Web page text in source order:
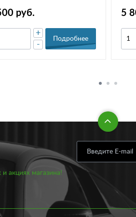
руб.
-
+
Подробнее
5
акциях магазина!